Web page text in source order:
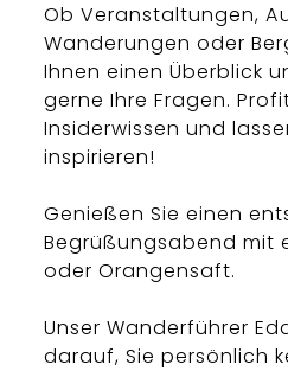
Ob Veranstaltungen,
Wanderungen oder
Ihnen einen Überblick
gerne Ihre Fragen.
Insiderwissen und
inspirieren!
Genießen Sie einen
Begrüßungsabend mit
oder Orangensaft.
Unser Wanderführer
darauf, Sie persönlich